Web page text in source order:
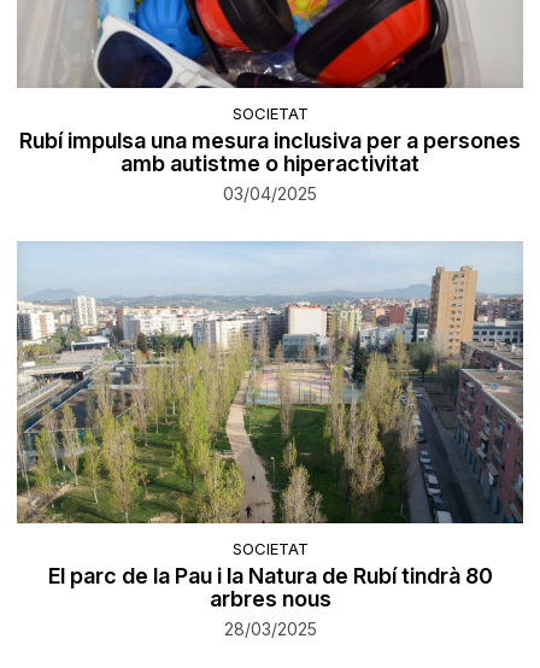
SOCIETAT
Rubí impulsa una mesura inclusiva per a persones
amb autistme o hiperactivitat
03/04/2025
SOCIETAT
El parc de la Pau i la Natura de Rubí tindrà 80
arbres nous
28/03/2025